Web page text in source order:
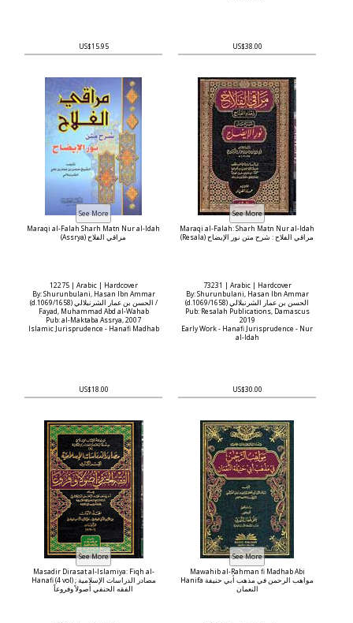
US$15.95 US$38.00
Maraqi al-Falah Sharh Matn Nur al-Idah
(Assrya) مراقي الفلاح
12275 | Arabic | Hardcover
By: Shurunbulani, Hasan Ibn Ammar
(d.1069/1658) الحسن بن عمار الشرنبلالي /
Fayad, Muhammad Abd al-Wahab
Pub: al-Maktaba Assrya, 2007
Islamic Jurisprudence - Hanafi Madhab
US$18.00
Maraqi al-Falah: Sharh Matn Nur al-Idah
(Resala) مراقي الفلاح : شرح متن نور الإيضاح
73231 | Arabic | Hardcover
By: Shurunbulani, Hasan Ibn Ammar
(d.1069/1658) الحسن بن عمار الشرنبلالي
Pub: Resalah Publications, Damascus
2019
Early Work - Hanafi Jurisprudence - Nur
al-Idah
US$30.00
Masadir Dirasat al-Islamiya: Fiqh al-
Hanafi (4 vol) مصادر الدراسات الإسلامية ;
الفقه الحنفي أصولاً وفروعاً
Mawahib al-Rahman fi Madhab Abi
Hanifa مواهب الرحمن في مذهب أبي حنيفة
النعمان